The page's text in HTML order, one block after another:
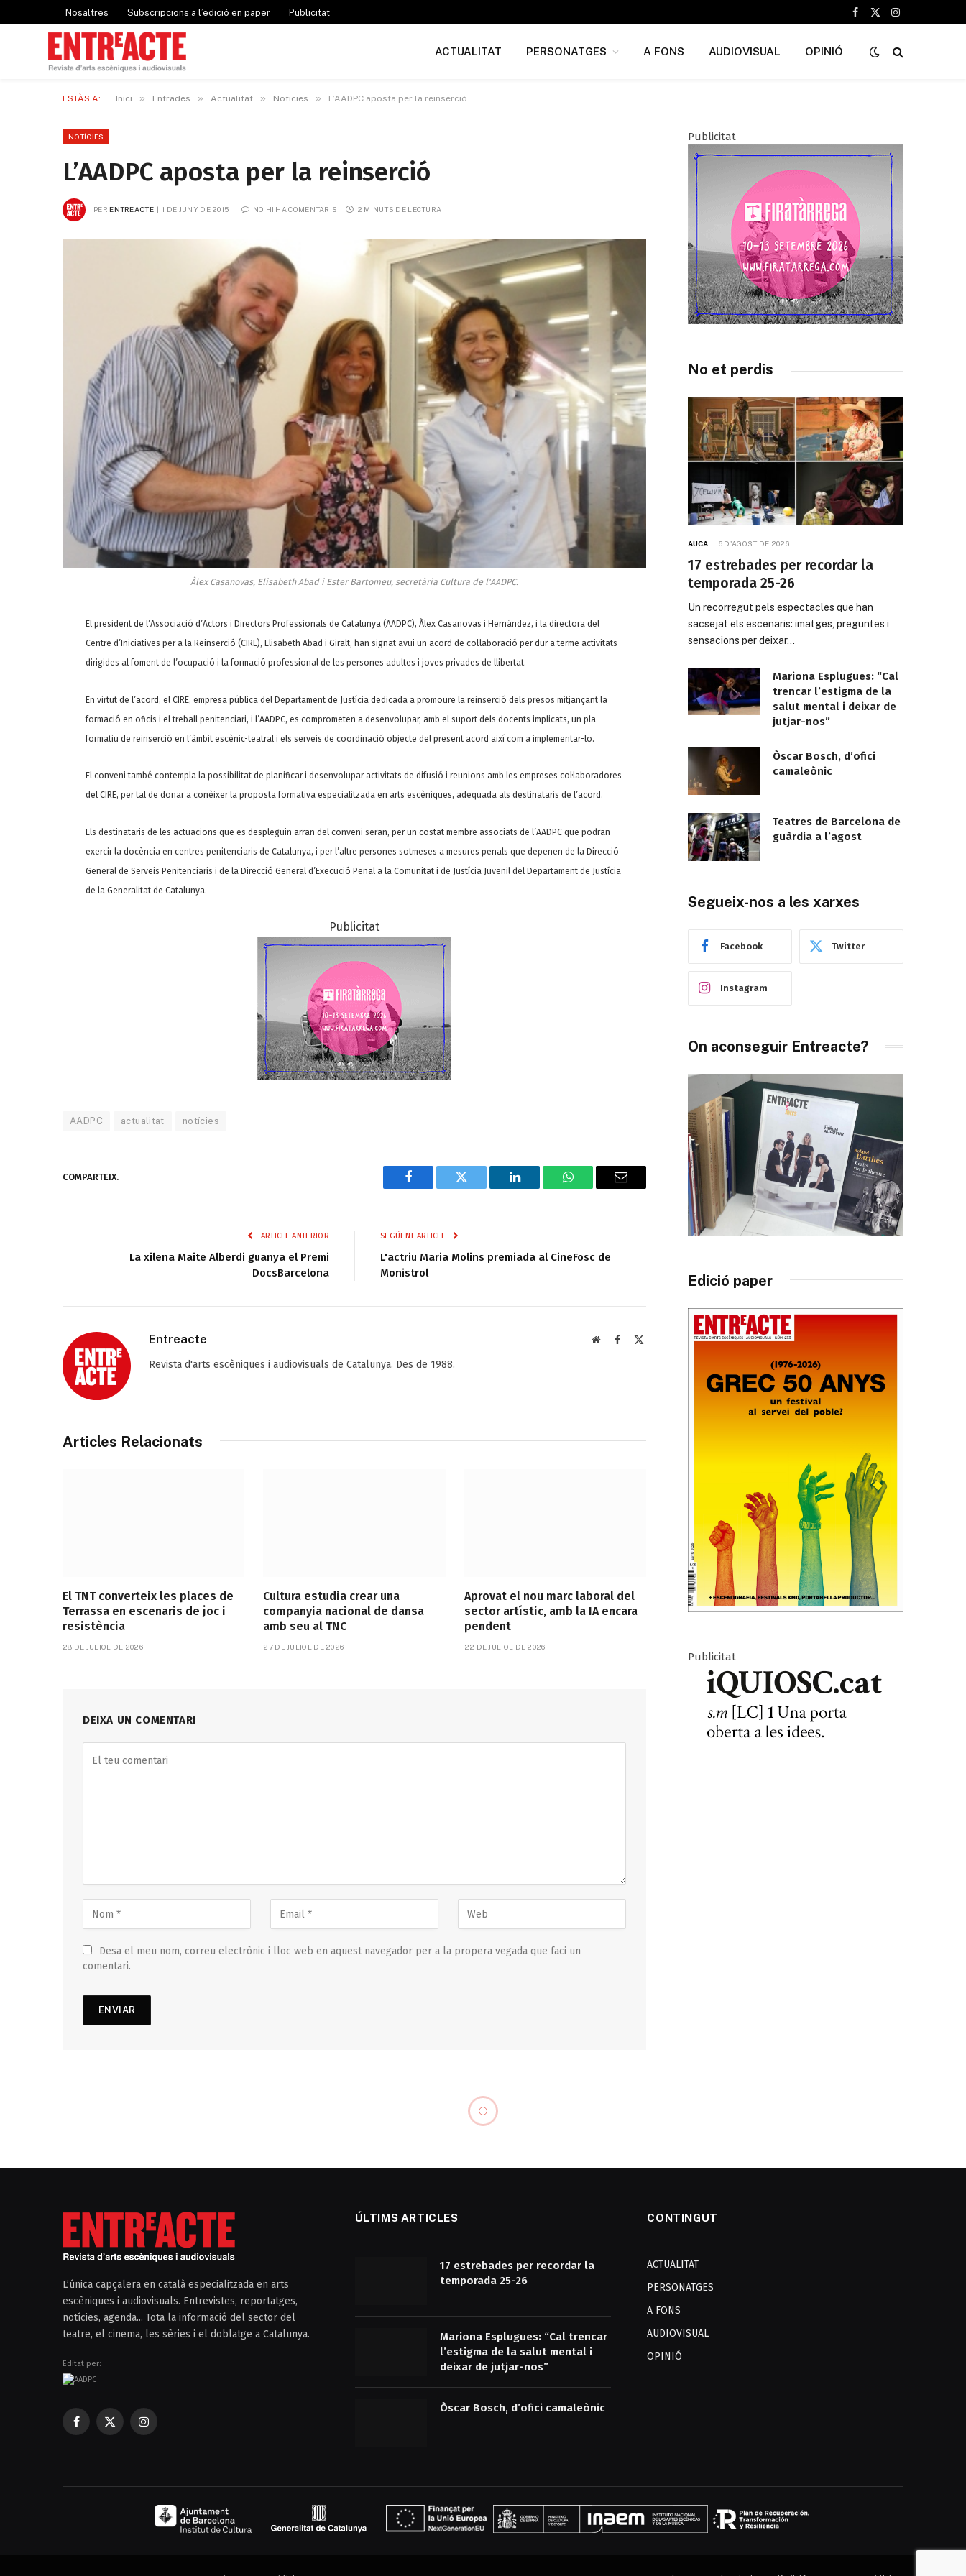
Nosaltres Subscripcions a l’edició en paper Publicitat
Facebook
X
Instagram
ACTUALITAT PERSONATGES A FONS AUDIOVISUAL OPINIÓ
ESTÀS A: Inici » Entrades » Actualitat » Notícies » L’AADPC aposta per la reinserció
NOTÍCIES
L’AADPC aposta per la reinserció
PER ENTREACTE 1 DE JUNY DE 2015 NO HI HA COMENTARIS 2 MINUTS DE LECTURA
Àlex Casanovas, Elisabeth Abad i Ester Bartomeu, secretària Cultura de l'AADPC.
El president de l’Associació d’Actors i Directors Professionals de Catalunya (AADPC), Àlex Casanovas i Hernández, i la directora del
Centre d’Iniciatives per a la Reinserció (CIRE), Elisabeth Abad i Giralt, han signat avui un acord de col·laboració per dur a terme activitats
dirigides al foment de l’ocupació i la formació professional de les persones adultes i joves privades de llibertat.
En virtut de l’acord, el CIRE, empresa pública del Departament de Justícia dedicada a promoure la reinserció dels presos mitjançant la
formació en oficis i el treball penitenciari, i l’AADPC, es comprometen a desenvolupar, amb el suport dels docents implicats, un pla
formatiu de reinserció en l’àmbit escènic-teatral i els serveis de coordinació objecte del present acord així com a implementar-lo.
El conveni també contempla la possibilitat de planificar i desenvolupar activitats de difusió i reunions amb les empreses col·laboradores
del CIRE, per tal de donar a conèixer la proposta formativa especialitzada en arts escèniques, adequada als destinataris de l’acord.
Els destinataris de les actuacions que es despleguin arran del conveni seran, per un costat membre associats de l’AADPC que podran
exercir la docència en centres penitenciaris de Catalunya, i per l’altre persones sotmeses a mesures penals que depenen de la Direcció
General de Serveis Penitenciaris i de la Direcció General d’Execució Penal a la Comunitat i de Justícia Juvenil del Departament de Justícia
de la Generalitat de Catalunya.
Publicitat
AADPC actualitat notícies
COMPARTEIX.
Facebook Twitter LinkedIn WhatsAppEmail
ARTICLE ANTERIOR
La xilena Maite Alberdi guanya el Premi
DocsBarcelona
SEGÜENT ARTICLE
L'actriu Maria Molins premiada al CineFosc de
Monistrol
Entreacte WebFacebook
Revista d'arts escèniques i audiovisuals de Catalunya. Des de 1988.
Articles Relacionats
El TNT converteix les places de
Terrassa en escenaris de joc i
resistència
28 DE JULIOL DE 2026
Cultura estudia crear una
companyia nacional de dansa
amb seu al TNC
27 DE JULIOL DE 2026
Aprovat el nou marc laboral del
sector artístic, amb la IA encara
pendent
22 DE JULIOL DE 2026
DEIXA UN COMENTARI
Desa el meu nom, correu electrònic i lloc web en aquest navegador per a la propera vegada que faci un
comentari.
Publicitat
No et perdis
AUCA 6 D'AGOST DE 2026
17 estrebades per recordar la
temporada 25-26
Un recorregut pels espectacles que han
sacsejat els escenaris: imatges, preguntes i
sensacions per deixar…
Mariona Esplugues: “Cal
trencar l’estigma de la
salut mental i deixar de
jutjar-nos”
Òscar Bosch, d’ofici
camaleònic
Teatres de Barcelona de
guàrdia a l’agost
Segueix-nos a les xarxes
Facebook Twitter
Instagram
On aconseguir Entreacte?
Edició paper
Publicitat
L’única capçalera en català especialitzada en arts
escèniques i audiovisuals. Entrevistes, reportatges,
notícies, agenda... Tota la informació del sector del
teatre, el cinema, les sèries i el doblatge a Catalunya.
Editat per:
Facebook
X
Instagram
ÚLTIMS ARTICLES
17 estrebades per recordar la
temporada 25-26
Mariona Esplugues: “Cal trencar
l’estigma de la salut mental i
deixar de jutjar-nos”
Òscar Bosch, d’ofici camaleònic
CONTINGUT
ACTUALITAT
PERSONATGES
A FONS
AUDIOVISUAL
OPINIÓ